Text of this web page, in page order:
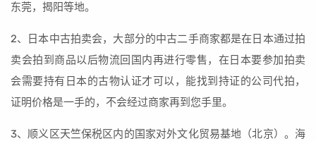
东莞，揭阳等地。
2、日本中古拍卖会，大部分的中古二手商家都是在日本通过拍
卖会拍到商品以后物流回国内再进行零售，在日本要参加拍卖
会需要持有日本的古物认证才可以，能找到持证的公司代拍，
证明价格是一手的，不会经过商家再到您手里。
3、顺义区天竺保税区内的国家对外文化贸易基地（北京）。海